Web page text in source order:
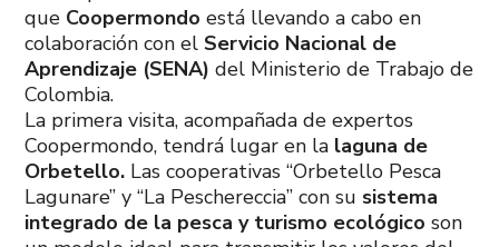
que Coopermondo está llevando a cabo en
colaboración con el Servicio Nacional de
Aprendizaje (SENA) del Ministerio de Trabajo de
Colombia.
La primera visita, acompañada de expertos
Coopermondo, tendrá lugar en la laguna de
Orbetello. Las cooperativas “Orbetello Pesca
Lagunare” y “La Peschereccia” con su sistema
integrado de la pesca y turismo ecológico son